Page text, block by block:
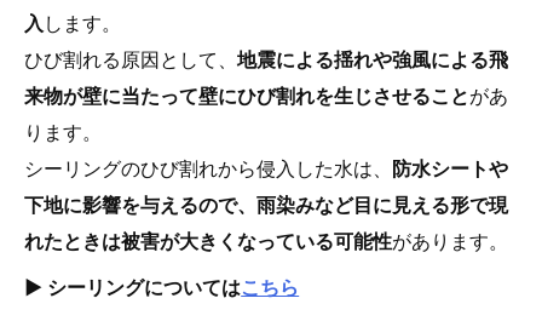
入 します。
ひび割れる原因として、地震による揺れや強風による飛
来物が壁に当たって壁にひび割れを生じさせることがあ
ります。
シーリングのひび割れから侵入した水は、 防水シートや
下地に影響を与えるので、雨染みなど目に見える形で現
れたときは被害が大きくなっている可能性があります。
▶︎ シーリングについてはこちら